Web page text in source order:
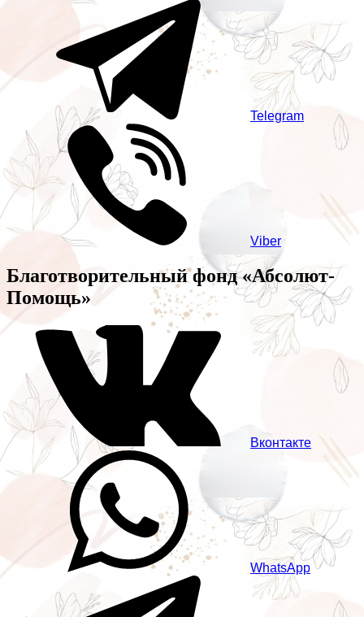
Telegram
Viber
Благотворительный фонд «Абсолют-
Помощь»
Вконтакте
WhatsApp